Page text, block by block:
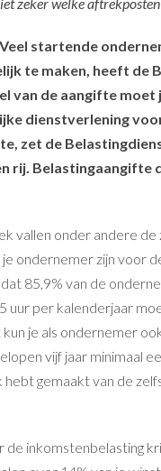
zeker welke
startende
te maken, heeft de
van de aangifte
dienstverlening
zet de
rij. Belastingaangifte
vallen onder andere
ondernemer zijn voor
85,9% van de
uur per kalenderjaar
je als ondernemer
vijf jaar minimaal
gemaakt van de
inkomstenbelasting